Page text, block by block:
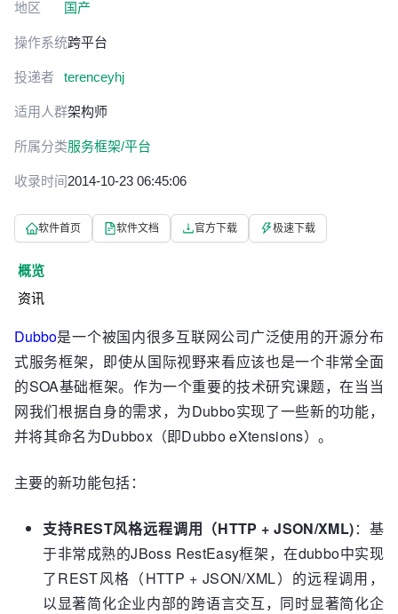
地区 国产
操作系统跨平台
投递者 terenceyhj
适用人群架构师
所属分类服务框架/平台
收录时间2014-10-23 06:45:06
软件首页 软件文档 官方下载 极速下载
概览
资讯
Dubbo是一个被国内很多互联网公司广泛使用的开源分布
式服务框架，即使从国际视野来看应该也是一个非常全面
的SOA基础框架。作为一个重要的技术研究课题，在当当
网我们根据自身的需求，为Dubbo实现了一些新的功能，
并将其命名为Dubbox（即Dubbo eXtensions）。
主要的新功能包括：
支持REST风格远程调用（HTTP + JSON/XML)：基
于非常成熟的JBoss RestEasy框架，在dubbo中实现
了REST风格（HTTP + JSON/XML）的远程调用，
以显著简化企业内部的跨语言交互，同时显著简化企